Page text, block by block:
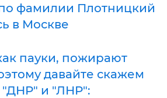
фамилии Плотницкий
в Москве
пауки, пожирают
давайте скажем
"ДНР" и "ЛНР":